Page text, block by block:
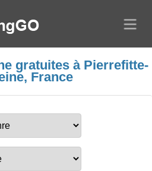
gratuites à Pierrefitte-
France